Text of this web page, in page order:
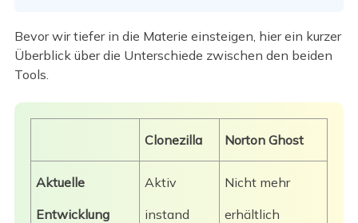
Bevor wir tiefer in die Materie einsteigen, hier ein kurzer
Überblick über die Unterschiede zwischen den beiden
Tools.
Clonezilla Norton Ghost
Aktuelle
Entwicklung
Aktiv
instand
Nicht mehr
erhältlich